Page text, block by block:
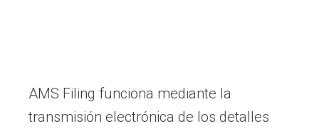
AMS Filing funciona mediante la
transmisión electrónica de los detalles